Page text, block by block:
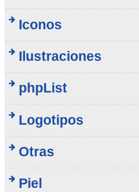
Iconos
Ilustraciones
phpList
Logotipos
Otras
Piel